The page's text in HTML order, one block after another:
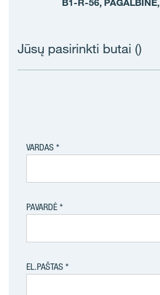
B1-R-56,
Jūsų pasirinkti butai ()
VARDAS
PAVARDĖ
EL.PAŠTAS